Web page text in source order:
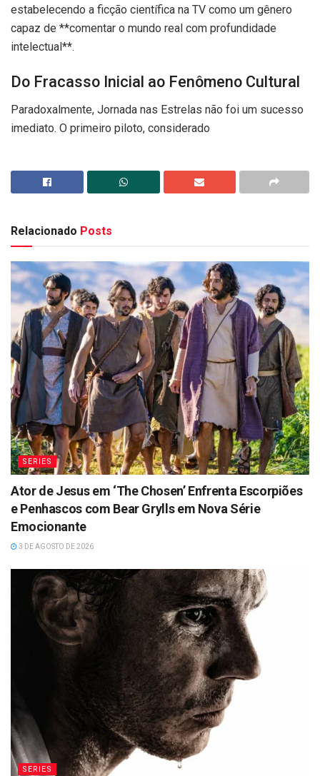
estabelecendo a ficção científica na TV como um gênero
capaz de **comentar o mundo real com profundidade
intelectual**.
Do Fracasso Inicial ao Fenômeno Cultural
Paradoxalmente, Jornada nas Estrelas não foi um sucesso
imediato. O primeiro piloto, considerado
Relacionado Posts
SERIES
Ator de Jesus em ‘The Chosen’ Enfrenta Escorpiões
e Penhascos com Bear Grylls em Nova Série
Emocionante
3 DE AGOSTO DE 2026
SERIES